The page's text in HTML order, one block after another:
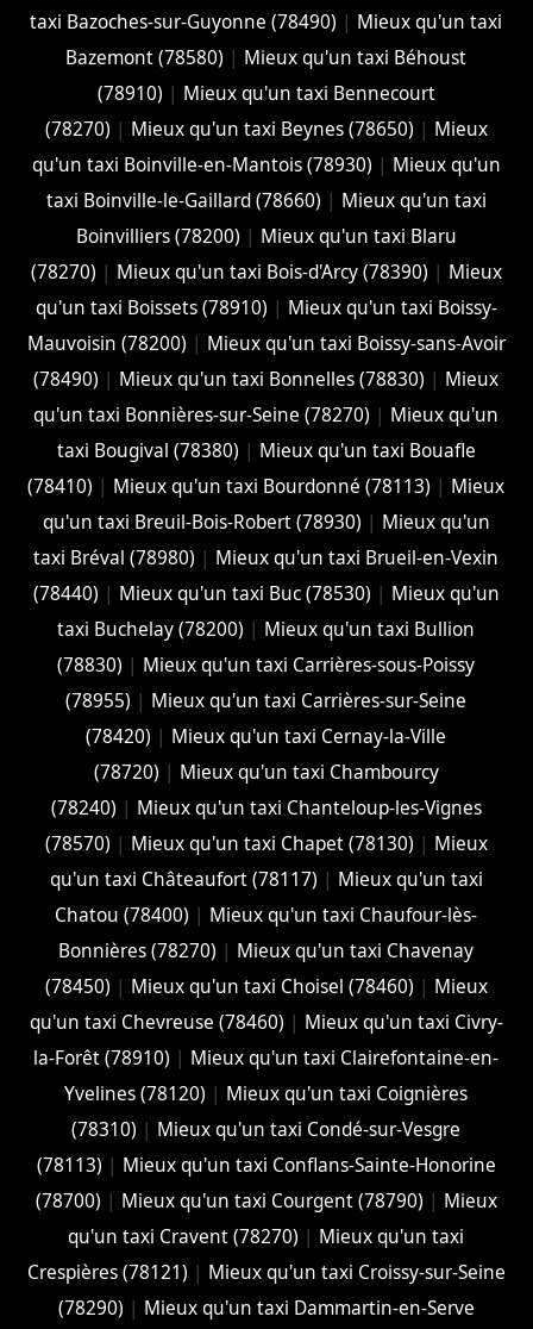
taxi Bazoches-sur-Guyonne (78490) | Mieux qu'un taxi
Bazemont (78580) | Mieux qu'un taxi Béhoust
(78910) | Mieux qu'un taxi Bennecourt
(78270) | Mieux qu'un taxi Beynes (78650) | Mieux
qu'un taxi Boinville-en-Mantois (78930) | Mieux qu'un
taxi Boinville-le-Gaillard (78660) | Mieux qu'un taxi
Boinvilliers (78200) | Mieux qu'un taxi Blaru
(78270) | Mieux qu'un taxi Bois-d'Arcy (78390) | Mieux
qu'un taxi Boissets (78910) | Mieux qu'un taxi Boissy-
Mauvoisin (78200) | Mieux qu'un taxi Boissy-sans-Avoir
(78490) | Mieux qu'un taxi Bonnelles (78830) | Mieux
qu'un taxi Bonnières-sur-Seine (78270) | Mieux qu'un
taxi Bougival (78380) | Mieux qu'un taxi Bouafle
(78410) | Mieux qu'un taxi Bourdonné (78113) | Mieux
qu'un taxi Breuil-Bois-Robert (78930) | Mieux qu'un
taxi Bréval (78980) | Mieux qu'un taxi Brueil-en-Vexin
(78440) | Mieux qu'un taxi Buc (78530) | Mieux qu'un
taxi Buchelay (78200) | Mieux qu'un taxi Bullion
(78830) | Mieux qu'un taxi Carrières-sous-Poissy
(78955) | Mieux qu'un taxi Carrières-sur-Seine
(78420) | Mieux qu'un taxi Cernay-la-Ville
(78720) | Mieux qu'un taxi Chambourcy
(78240) | Mieux qu'un taxi Chanteloup-les-Vignes
(78570) | Mieux qu'un taxi Chapet (78130) | Mieux
qu'un taxi Châteaufort (78117) | Mieux qu'un taxi
Chatou (78400) | Mieux qu'un taxi Chaufour-lès-
Bonnières (78270) | Mieux qu'un taxi Chavenay
(78450) | Mieux qu'un taxi Choisel (78460) | Mieux
qu'un taxi Chevreuse (78460) | Mieux qu'un taxi Civry-
la-Forêt (78910) | Mieux qu'un taxi Clairefontaine-en-
Yvelines (78120) | Mieux qu'un taxi Coignières
(78310) | Mieux qu'un taxi Condé-sur-Vesgre
(78113) | Mieux qu'un taxi Conflans-Sainte-Honorine
(78700) | Mieux qu'un taxi Courgent (78790) | Mieux
qu'un taxi Cravent (78270) | Mieux qu'un taxi
Crespières (78121) | Mieux qu'un taxi Croissy-sur-Seine
(78290) | Mieux qu'un taxi Dammartin-en-Serve